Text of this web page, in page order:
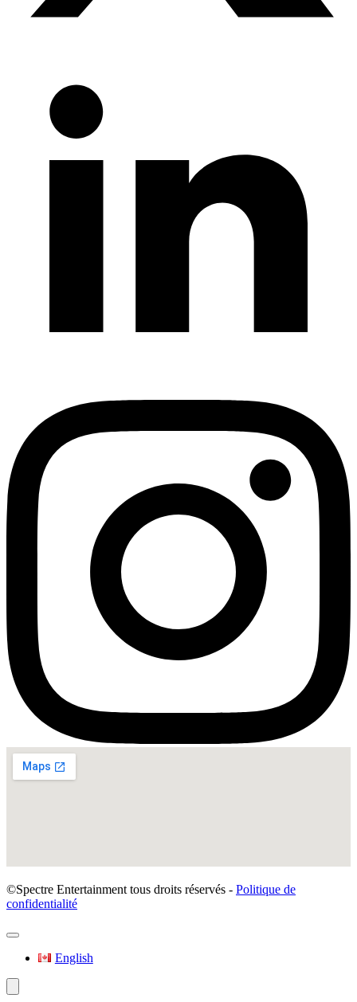
©Spectre Entertainment tous droits réservés - Politique de
confidentialité
English